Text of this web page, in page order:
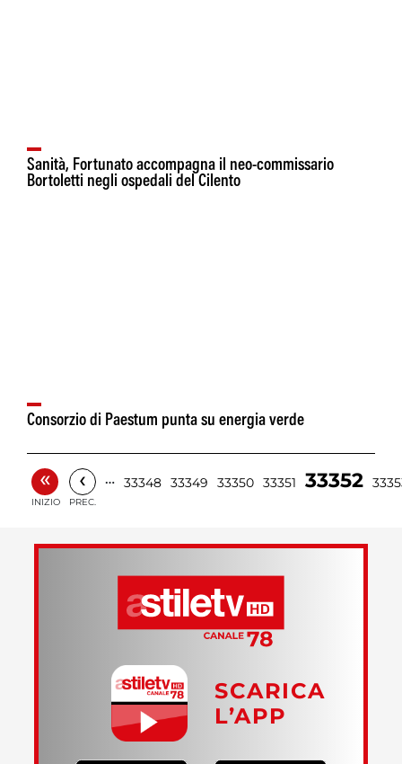
Sanità, Fortunato accompagna il neo-commissario
Bortoletti negli ospedali del Cilento
Consorzio di Paestum punta su energia verde
«
INIZIO
‹
PREC.
… 33348 33349 33350 33351 33352
SCARICA
L’APP